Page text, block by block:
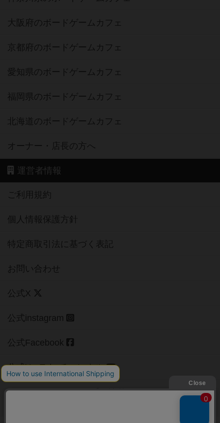
大阪府のボードゲームカフェ
京都府のボードゲームカフェ
愛知県のボードゲームカフェ
福岡県のボードゲームカフェ
北海道のボードゲームカフェ
オーナー・店長の方へ
運営者情報
ご利用規約
個人情報保護方針
特定商取引法に基づく表記
お問い合わせ
公式X
公式instagram
公式Facebook
公式YouTubeチャンネル
Copyright (c)